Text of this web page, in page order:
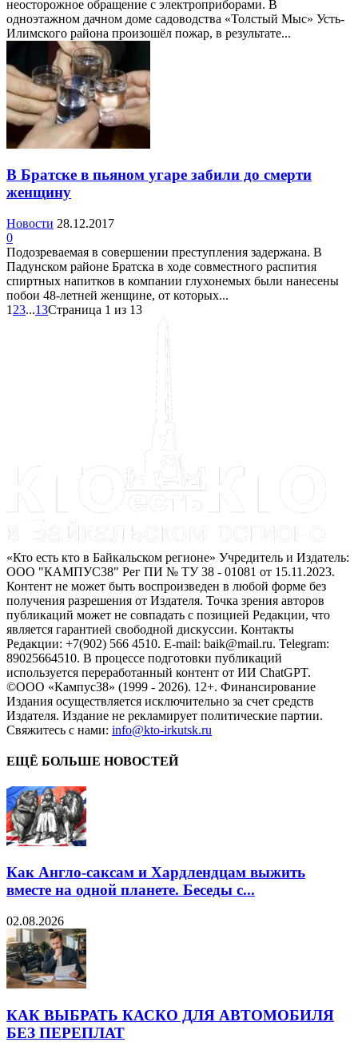
неосторожное обращение с электроприборами. В
одноэтажном дачном доме садоводства «Толстый Мыс» Усть-
Илимского района произошёл пожар, в результате...
В Братске в пьяном угаре забили до смерти
женщину
Новости 28.12.2017
0
Подозреваемая в совершении преступления задержана. В
Падунском районе Братска в ходе совместного распития
спиртных напитков в компании глухонемых были нанесены
побои 48-летней женщине, от которых...
1 23...13Страница 1 из 13
«Кто есть кто в Байкальском регионе» Учредитель и Издатель:
ООО "КАМПУС38" Рег ПИ № ТУ 38 - 01081 от 15.11.2023.
Контент не может быть воспроизведен в любой форме без
получения разрешения от Издателя. Точка зрения авторов
публикаций может не совпадать с позицией Редакции, что
является гарантией свободной дискуссии. Контакты
Редакции: +7(902) 566 4510. E-mail: baik@mail.ru. Telegram:
89025664510. В процессе подготовки публикаций
используется переработанный контент от ИИ ChatGPT.
©ООО «Кампус38» (1999 - 2026). 12+. Финансирование
Издания осуществляется исключительно за счет средств
Издателя. Издание не рекламирует политические партии.
Свяжитесь с нами: info@kto-irkutsk.ru
ЕЩЁ БОЛЬШЕ НОВОСТЕЙ
Как Англо-саксам и Хардлендцам выжить
вместе на одной планете. Беседы с...
02.08.2026
КАК ВЫБРАТЬ КАСКО ДЛЯ АВТОМОБИЛЯ
БЕЗ ПЕРЕПЛАТ